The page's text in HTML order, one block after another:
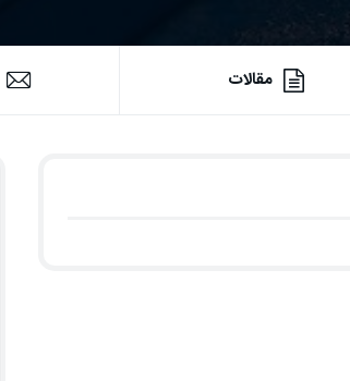
مقالات